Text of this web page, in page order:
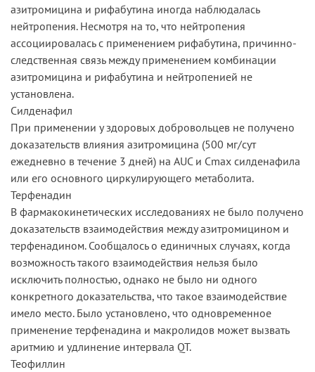
азитромицина и рифабутина иногда наблюдалась
нейтропения. Несмотря на то, что нейтропения
ассоциировалась с применением рифабутина, причинно-
следственная связь между применением комбинации
азитромицина и рифабутина и нейтропенией не
установлена.
Силденафил
При применении у здоровых добровольцев не получено
доказательств влияния азитромицина (500 мг/сут
ежедневно в течение 3 дней) на AUC и Cmax силденафила
или его основного циркулирующего метаболита.
Терфенадин
В фармакокинетических исследованиях не было получено
доказательств взаимодействия между азитромицином и
терфенадином. Сообщалось о единичных случаях, когда
возможность такого взаимодействия нельзя было
исключить полностью, однако не было ни одного
конкретного доказательства, что такое взаимодействие
имело место. Было установлено, что одновременное
применение терфенадина и макролидов может вызвать
аритмию и удлинение интервала QT.
Теофиллин